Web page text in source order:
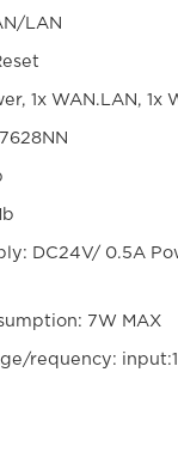
LAN
1x WAN.LAN, 1x
DC24V/ 0.5A
7W MAX
requency: